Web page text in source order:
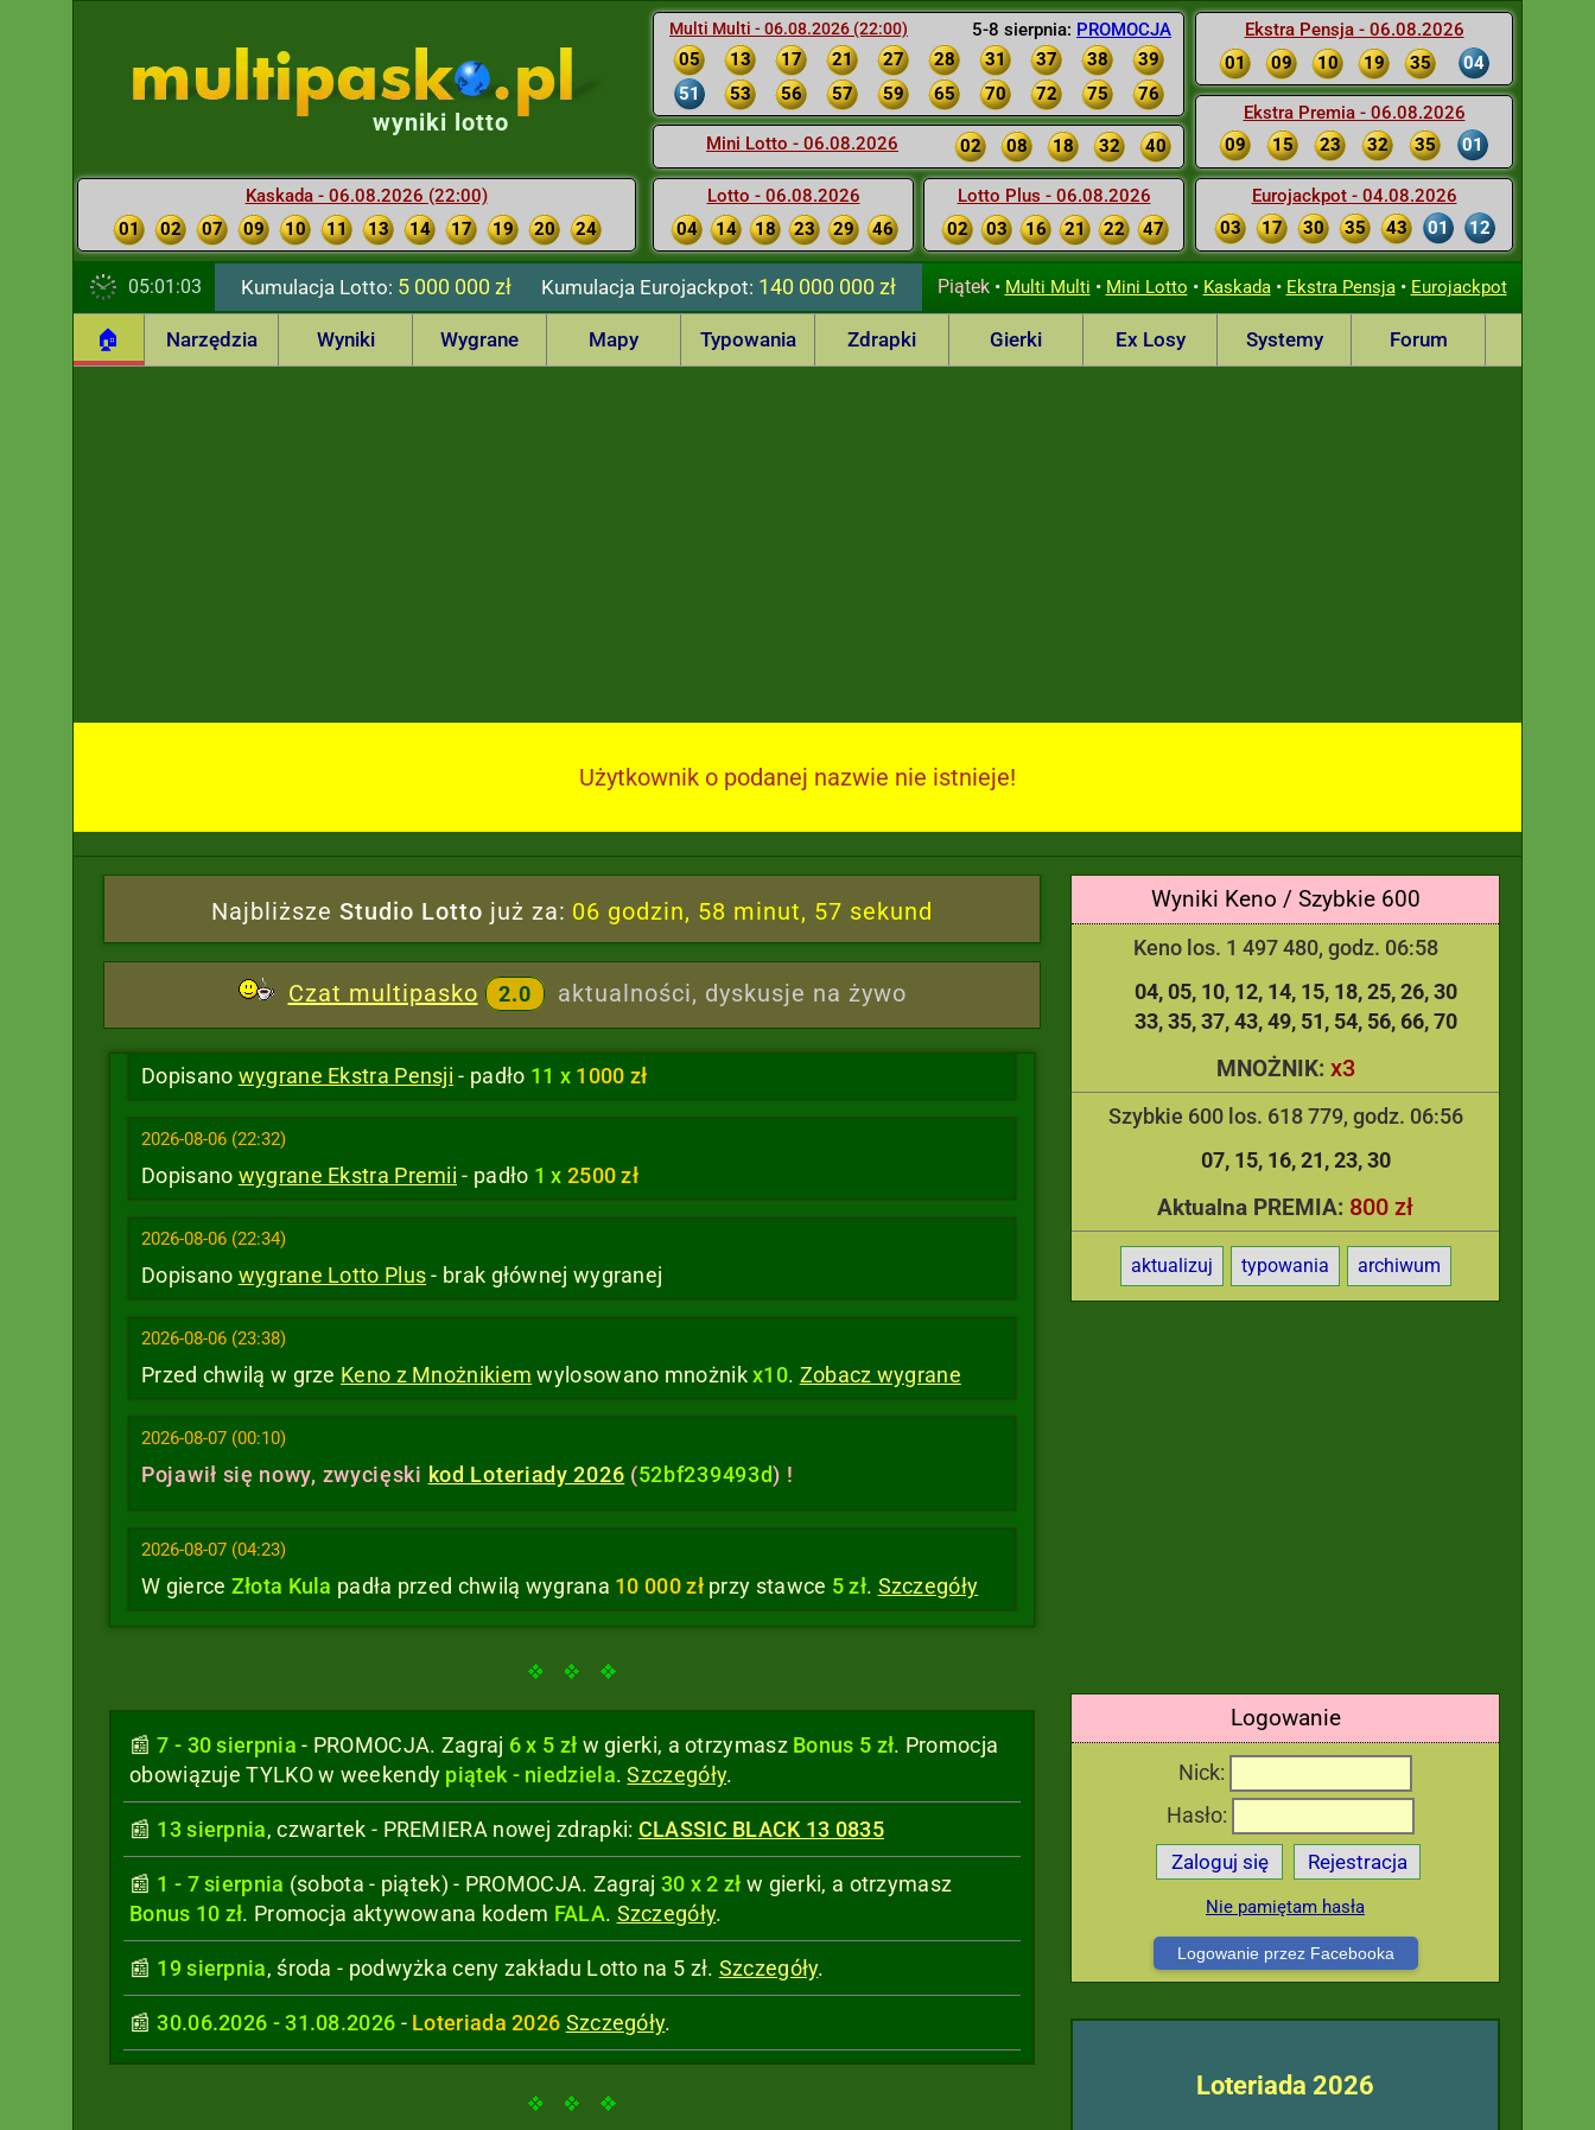
5-8 sierpnia: PROMOCJA
Multi Multi - 06.08.2026 (22:00)
05 13 17 21 27 28 31 37 38
39
51
53 56 57 59 65 70 72 75 76
Mini Lotto - 06.08.2026 02 08 18 32 40
Lotto - 06.08.2026
04
14 18 23 29 46
Lotto Plus - 06.08.2026
02
03 16 21 22 47
Ekstra Pensja - 06.08.2026
01
09 10 19 35 04
Ekstra Premia - 06.08.2026
09
15 23 32 35 01
Eurojackpot - 04.08.2026
03
17 30 35 43 01 12
wyniki lotto
Kaskada - 06.08.2026 (22:00)
01
02 07 09 10 11 13 14 17 19 20 24
05:01:04 Kumulacja Lotto: 5 000 000 zł KumulacjaEurojackpot: 140 000 000 zł Piątek• Multi Multi • Mini Lotto • Kaskada• Ekstra Pensja• Eurojackpot
🏠 Narzędzia Wyniki Wygrane Mapy Typowania Zdrapki Gierki Ex Losy Systemy Forum
Użytkownik o podanej nazwie nie istnieje!
Wyniki Keno / Szybkie 600
Keno los. 1 497 480, godz. 06:58
04 05 10 12 14 15 18 25 26 30
33 35 37 43 49 51 54 56 66 70
MNOŻNIK: x3
Szybkie 600 los. 618 779, godz. 06:56
07 15 16 21 23 30
Aktualna PREMIA: 800 zł
aktualizuj typowania archiwum
Logowanie
Nick:
Hasło:
Zaloguj się Rejestracja
Nie pamiętam hasła
Logowanie przez Facebooka
Loteriada 2026
Najbliższe Studio Lotto już za: 06 godzin, 58 minut, 56 sekund
Czat multipasko 2.0 aktualności, dyskusje na żywo
Typowania Ekstra Pensja
Brychu3/5 + 1/1 - wygrana 80 zł
2026-08-06 (22:18)
wyniki Ekstra Premia- 9,15,23,32,35 oraz dodatkowa liczba1
2026-08-06 (22:26)
Dopisanowygrane Kaskady- padło4 x1000 zł
2026-08-06 (22:31)
2026-08-06 (22:32)
Dopisanowygrane Multi Multi
2026-08-06 (22:32)
Multi Multi - padło 25 x 6/6
Dopisano wygrane Ekstra Pensji - padło 11 x 1000 zł
2026-08-06 (22:32)
Dopisano wygrane Ekstra Premii - padło 1 x 2500 zł
2026-08-06 (22:34)
Dopisano wygrane Lotto Plus- brak głównej wygranej
2026-08-06 (23:38)
Przed chwilą w grze Keno z Mnożnikiem wylosowano mnożnikx10. Zobacz wygrane
2026-08-07 (00:10)
Pojawił się nowy, zwycięski kod Loteriady 2026 (52bf239493d) !
2026-08-07 (04:23)
W gierce Złota Kula padła przed chwilą wygrana 10 000 złprzy stawce 5 zł. Szczegóły
7 - 30 sierpnia - PROMOCJA. Zagraj 6 x 5 zł w gierki, a otrzymasz Bonus 5 zł. Promocja
obowiązuje TYLKO w weekendy piątek - niedziela. Szczegóły.
13 sierpnia, czwartek - PREMIERA nowej zdrapki: CLASSIC BLACK 13 0835
1 - 7 sierpnia (sobota - piątek) - PROMOCJA. Zagraj 30 x 2 zł w gierki, a otrzymasz
Bonus 10 zł. Promocja aktywowana kodem FALA. Szczegóły.
19 sierpnia, środa - podwyżka ceny zakładu Lotto na 5 zł. Szczegóły.
30.06.2026 - 31.08.2026 - Loteriada 2026 Szczegóły.